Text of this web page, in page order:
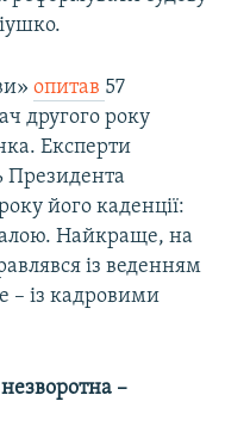
опитав 57
другого року
Експерти
Президента
його каденції:
Найкраще, на
із веденням
– із кадровими
–